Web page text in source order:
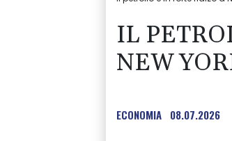
IL
NEW
ECONOMIA 08.07.2026